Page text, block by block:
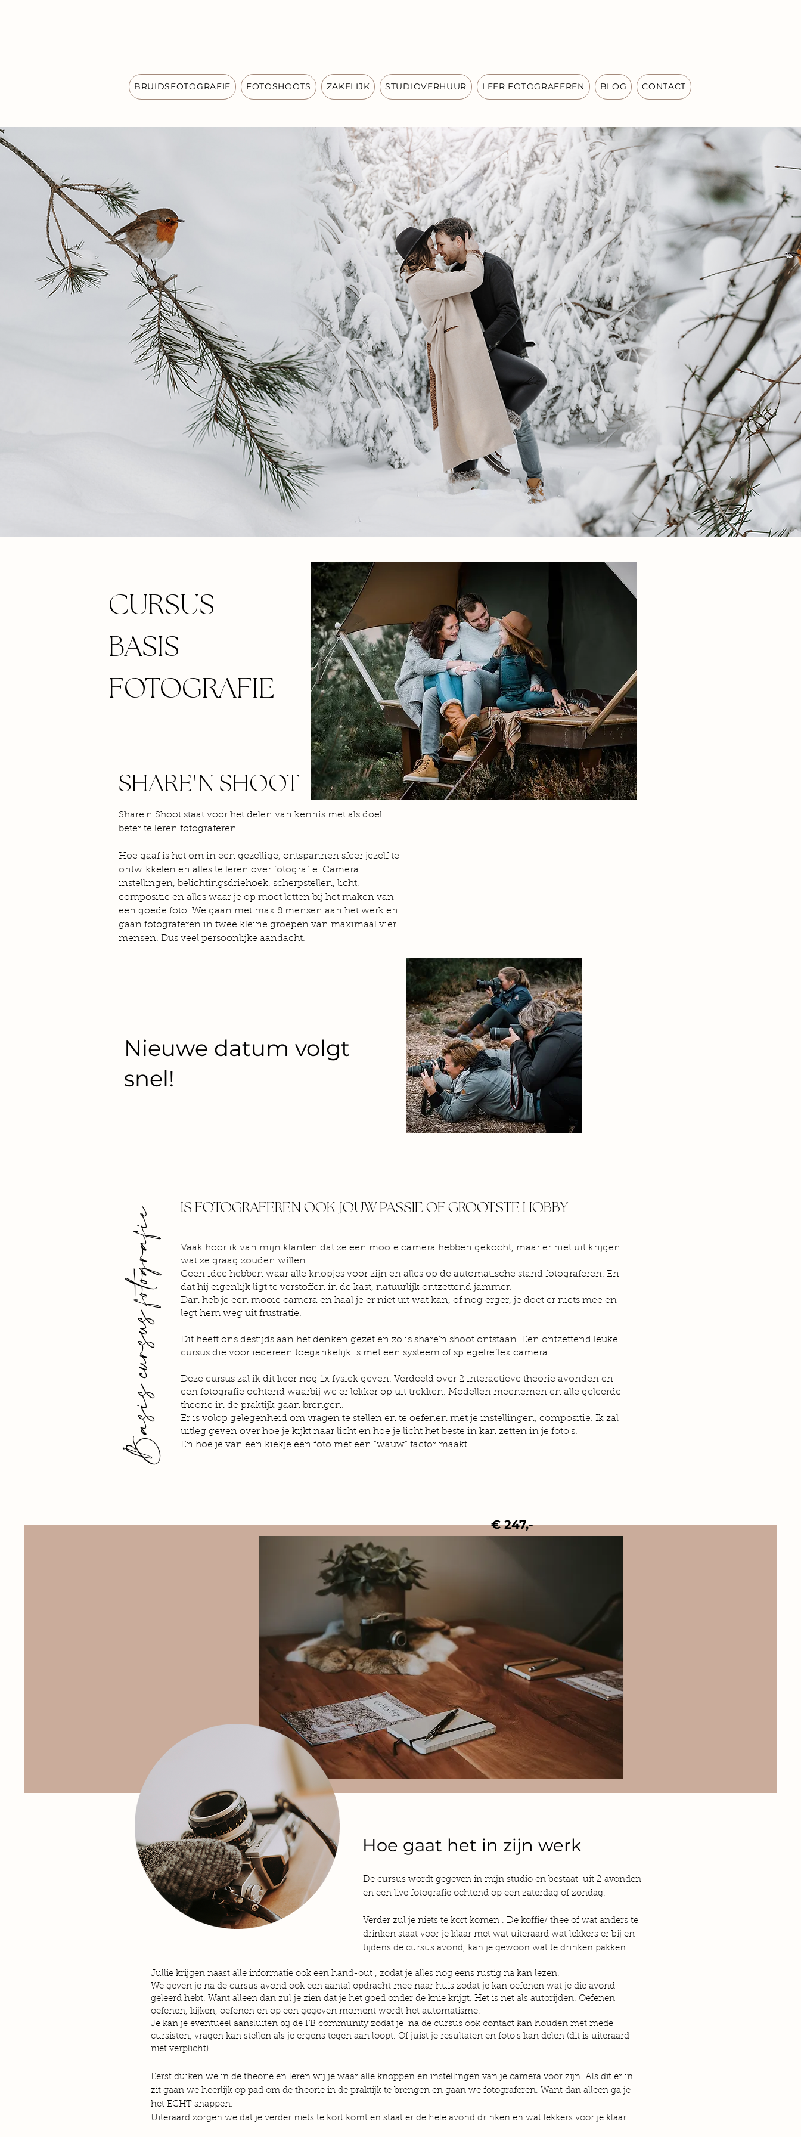
BRUIDSFOTOGRAFIE FOTOSHOOTS ZAKELIJK STUDIOVERHUUR LEER FOTOGRAFEREN BLOG CONTACT
Share'n Shoot staat voor het delen van kennis met als doel
beter te leren fotograferen.
Hoe gaaf is het om in een gezellige, ontspannen sfeer jezelf te
ontwikkelen en alles te leren over fotografie. Camera
instellingen, belichtingsdriehoek, scherpstellen, licht,
compositie en alles waar je op moet letten bij het maken van
een goede foto. We gaan met max 8 mensen aan het werk en
gaan fotograferen in twee kleine groepen van maximaal vier
mensen. Dus veel persoonlijke aandacht.
SHARE'N SHOOT
CURSUS
BASIS
FOTOGRAFIE
Nieuwe datum volgt
snel!
IS FOTOGRAFEREN OOK JOUW PASSIE OF GROOTSTE HOBBY
Basis cursus fotografie
Vaak hoor ik van mijn klanten dat ze een mooie camera hebben gekocht, maar er niet uit krijgen
wat ze graag zouden willen.
Geen idee hebben waar alle knopjes voor zijn en alles op de automatische stand fotograferen. En
dat hij eigenlijk ligt te verstoffen in de kast, natuurlijk ontzettend jammer.
Dan heb je een mooie camera en haal je er niet uit wat kan, of nog erger, je doet er niets mee en
legt hem weg uit frustratie.
Dit heeft ons destijds aan het denken gezet en zo is share'n shoot ontstaan. Een ontzettend leuke
cursus die voor iedereen toegankelijk is met een systeem of spiegelreflex camera.
Deze cursus zal ik dit keer nog 1x fysiek geven. Verdeeld over 2 interactieve theorie avonden en
een fotografie ochtend waarbij we er lekker op uit trekken. Modellen meenemen en alle geleerde
theorie in de praktijk gaan brengen.
Er is volop gelegenheid om vragen te stellen en te oefenen met je instellingen, compositie. Ik zal
uitleg geven over hoe je kijkt naar licht en hoe je licht het beste in kan zetten in je foto's.
En hoe je van een kiekje een foto met een "wauw" factor maakt.
€ 247,-
Hoe gaat het in zijn werk
De cursus wordt gegeven in mijn studio en bestaat uit 2 avonden
en een live fotografie ochtend op een zaterdag of zondag.
Verder zul je niets te kort komen . De koffie/ thee of wat anders te
drinken staat voor je klaar met wat uiteraard wat lekkers er bij en
tijdens de cursus avond, kan je gewoon wat te drinken pakken.
Jullie krijgen naast alle informatie ook een hand-out , zodat je alles nog eens rustig na kan lezen.
We geven je na de cursus avond ook een aantal opdracht mee naar huis zodat je kan oefenen wat je die avond
geleerd hebt. Want alleen dan zul je zien dat je het goed onder de knie krijgt. Het is net als autorijden. Oefenen
oefenen, kijken, oefenen en op een gegeven moment wordt het automatisme.
Je kan je eventueel aansluiten bij de FB community zodat je na de cursus ook contact kan houden met mede
cursisten, vragen kan stellen als je ergens tegen aan loopt. Of juist je resultaten en foto's kan delen (dit is uiteraard
niet verplicht)
Eerst duiken we in de theorie en leren wij je waar alle knoppen en instellingen van je camera voor zijn. Als dit er in
zit gaan we heerlijk op pad om de theorie in de praktijk te brengen en gaan we fotograferen. Want dan alleen ga je
het ECHT snappen.
Uiteraard zorgen we dat je verder niets te kort komt en staat er de hele avond drinken en wat lekkers voor je klaar.